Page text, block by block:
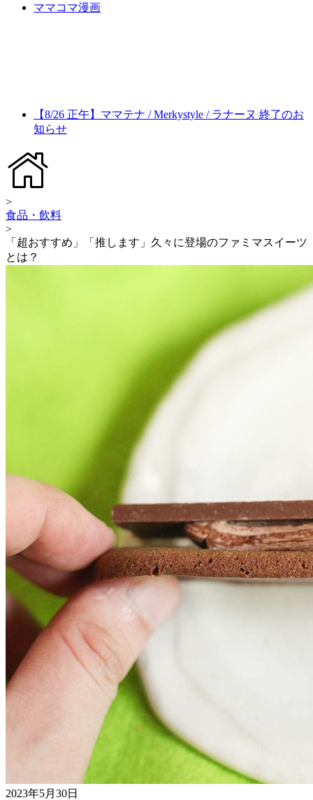
ママコマ漫画
【8/26 正午】ママテナ / Merkystyle / ラナーヌ 終了のお
知らせ
>
食品・飲料
>
「超おすすめ」「推します」久々に登場のファミマスイーツ
とは？
2023年5月30日